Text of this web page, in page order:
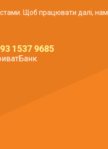
Щоб працювати далі, нам
1537 9685